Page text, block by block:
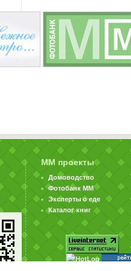
ММ проекты
Домоводство
Фотобанк ММ
Эксперты о еде
Каталог книг